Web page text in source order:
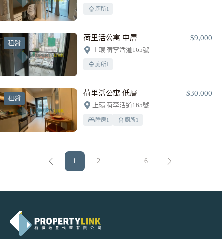
廁所1
租盤
荷里活公寓 中層 $9,000
上環 荷李活道165號
廁所1
租盤
荷里活公寓 低層 $30,000
上環 荷李活道165號
睡房1 廁所1
1 2 ... 6